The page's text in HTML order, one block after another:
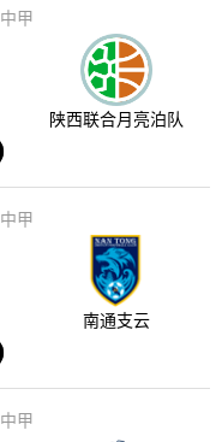
中甲
陕西联合月亮泊队
中甲
南通支云
中甲